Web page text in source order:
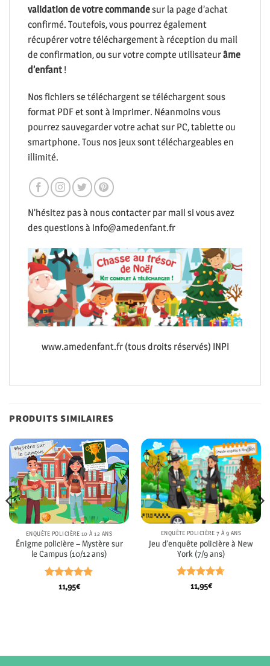
validation de votre commandesur la page d’achat
confirmé. Toutefois, vous pourrez également
récupérer votre téléchargement à réception du mail
de confirmation, ou sur votre compte utilisateurâme
d’enfant !
Nos fichiers se téléchargent se téléchargent sous
format PDF et sont à imprimer. Néanmoins vous
pourrez sauvegarder votre achat sur PC, tablette ou
smartphone. Tous nos jeux sont téléchargeables en
illimité.
N’hésitez pas à nous contacter par mail si vous avez
des questions à info@amedenfant.fr
www.amedenfant.fr (tous droits réservés) INPI
PRODUITS SIMILAIRES
ENQUÊTE POLICIÈRE 10 À 12 ANS
Énigme policière – Mystère sur
le Campus (10/12 ans)
Note4.8
11,95€
ENQUÊTE POLICIÈRE 7 À 9 ANS
Jeu d’enquête policière à New
York (7/9 ans)
Note4.7
11,95€